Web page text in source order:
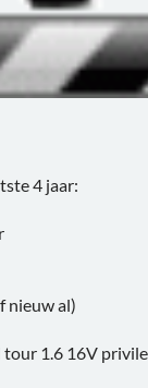
4 jaar:
nieuw al)
tour 1.6 16V